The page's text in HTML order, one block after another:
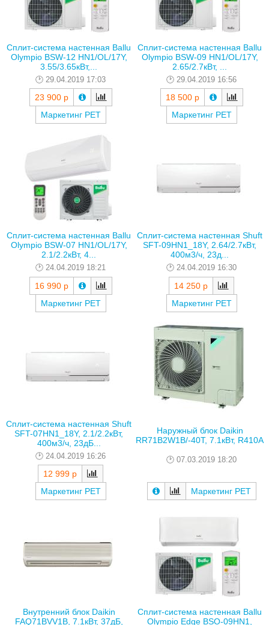
Сплит-система настенная Ballu
Olympio BSW-12 HN1/OL/17Y,
3.55/3.65кВт,...
29.04.2019 17:03
23 900 р
Маркетинг РЕТ
Сплит-система настенная Ballu
Olympio BSW-09 HN1/OL/17Y,
2.65/2.7кВт, ...
29.04.2019 16:56
18 500 р
Маркетинг РЕТ
Сплит-система настенная Ballu
Olympio BSW-07 HN1/OL/17Y,
2.1/2.2кВт, 4...
24.04.2019 18:21
16 990 р
Маркетинг РЕТ
Сплит-система настенная Shuft
SFT-09HN1_18Y, 2.64/2.7кВт,
400м3/ч, 23д...
24.04.2019 16:30
14 250 р
Маркетинг РЕТ
Сплит-система настенная Shuft
SFT-07HN1_18Y, 2.1/2.2кВт,
400м3/ч, 23дБ...
24.04.2019 16:26
12 999 р
Маркетинг РЕТ
Наружный блок Daikin
RR71B2W1B/-40T, 7.1кВт, R410A
07.03.2019 18:20
Маркетинг РЕТ
Внутренний блок Daikin
FAQ71BVV1B, 7.1кВт, 37дБ,
Сплит-система настенная Ballu
Olympio Edge BSO-09HN1,